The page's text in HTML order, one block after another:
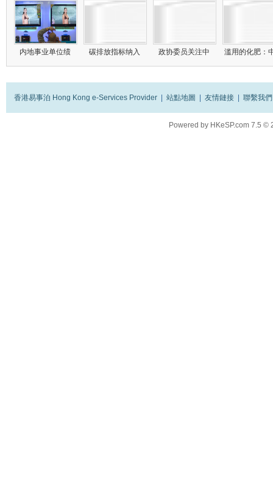
内地事业单位绩 碳排放指标纳入 政协委员关注中 滥用的化肥：
香港易事泊 Hong Kong e-Services Provider 站點地圖 友情鏈接 聯繫我們
Powered by HKeSP.com 7.5 ©